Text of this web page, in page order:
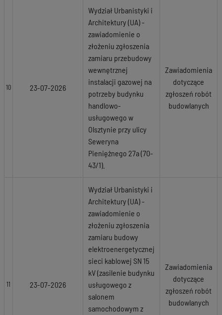
10 23-07-2026
Wydział Urbanistyki i
Architektury (UA) -
zawiadomienie o
złożeniu zgłoszenia
zamiaru przebudowy
wewnętrznej
instalacji gazowej na
potrzeby budynku
handlowo-
usługowego w
Olsztynie przy ulicy
Seweryna
Pieniężnego 27a (70-
43/1).
Zawiadomienia
dotyczące
zgłoszeń robót
budowlanych
11 23-07-2026
Wydział Urbanistyki i
Architektury (UA) -
zawiadomienie o
złożeniu zgłoszenia
zamiaru budowy
elektroenergetycznej
sieci kablowej SN 15
kV (zasilenie budynku
usługowego z
salonem
samochodowym z
Zawiadomienia
dotyczące
zgłoszeń robót
budowlanych